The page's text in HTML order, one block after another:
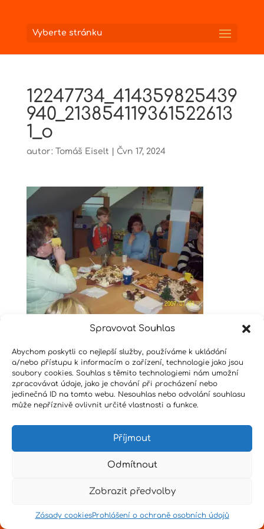
Spravovat Souhlas
Abychom poskytli co nejlepší služby, používáme k ukládání
a/nebo přístupu k informacím o zařízení, technologie jako jsou
soubory cookies. Souhlas s těmito technologiemi nám umožní
zpracovávat údaje, jako je chování při procházení nebo
jedinečná ID na tomto webu. Nesouhlas nebo odvolání souhlasu
může nepříznivě ovlivnit určité vlastnosti a funkce.
Příjmout
Odmítnout
Zobrazit předvolby
Zásady cookiesProhlášení o ochraně osobních údajů
Vyberte stránku
12247734_414359825439
940_213854119361522613
1_o
autor: Tomáš Eiselt Čvn 17, 2024
Design bySenpai|Hvězdné psaní|Pro učitele